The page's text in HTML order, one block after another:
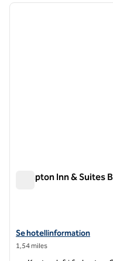
1 av 12
Hampton Inn & Suites
Visa hotelldetaljer för
Se hotellinformation
1,54 miles